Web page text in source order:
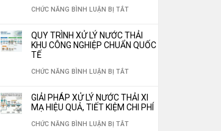
NƯỚC
CHUẨN
QUỐC
10M3/H
LỌC
GIẾNG
CÔNG
CHỨC NĂNG BÌNH LUẬN BỊ TẮTỞ
THỐNG
NƯỚC
THẢI
CÔNG
QUY TRÌNH XỬ LÝ NƯỚC THẢI
KHU CÔNG NGHIỆP CHUẨN QUỐC
TẾ
CHỨC NĂNG BÌNH LUẬN BỊ TẮTỞ
TRÌNH
XỬ
GIẢI PHÁP XỬ LÝ NƯỚC THẢI XI
MẠ HIỆU QUẢ, TIẾT KIỆM CHI PHÍ
CHỨC NĂNG BÌNH LUẬN BỊ TẮTỞ